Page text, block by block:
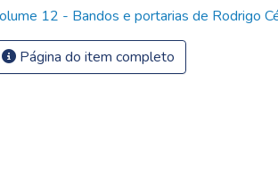
12 - Bandos e portarias de Rodrigo
Página do item completo